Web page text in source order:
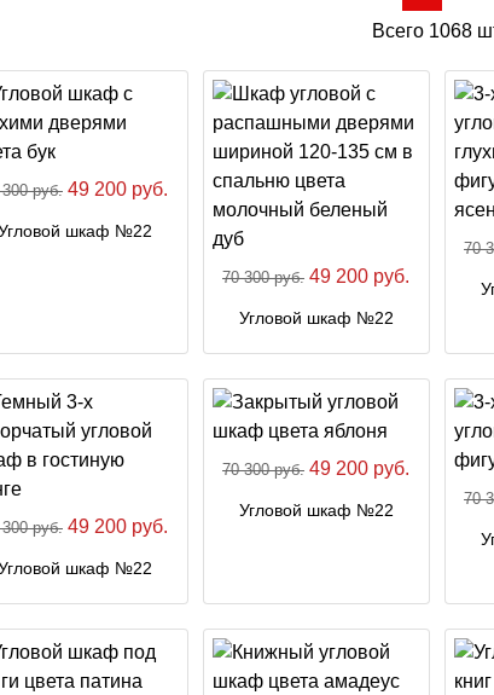
Всего 1068
руб. 49 200 руб.
шкаф №22
70 300 руб. 49 200 руб.
Угловой шкаф №22
70
руб. 49 200 руб.
шкаф №22
70 300 руб. 49 200 руб.
Угловой шкаф №22
70